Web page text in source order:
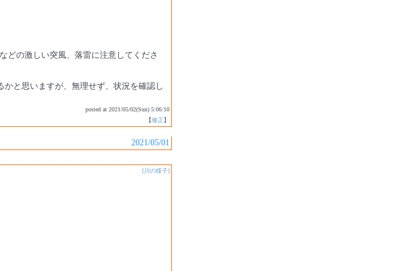
どの激しい突風、落雷に注意してくださ
と思いますが、無理せず、状況を確認し
posted at 2021/05/02(Sun) 5:06:10
【修正】
2021/05/01
[川の様子]